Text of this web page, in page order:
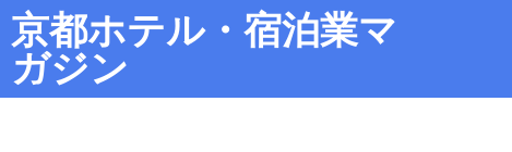
京都ホテル・宿泊業マ
ガジン